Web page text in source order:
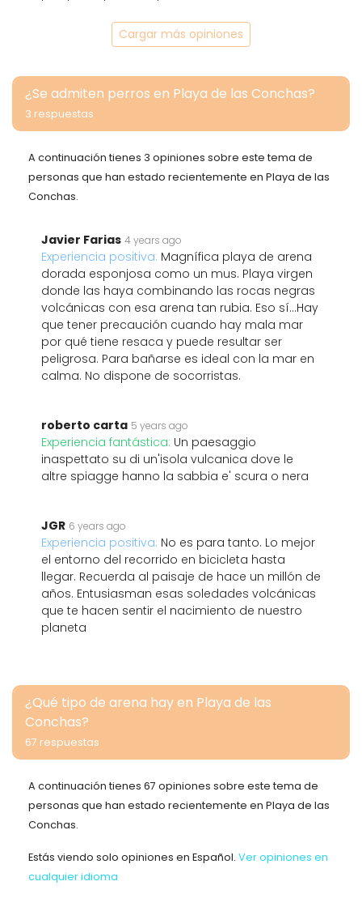
Cargar más opiniones
¿Se admiten perros en Playa de las Conchas?
3 respuestas
A continuación tienes 3 opiniones sobre este tema de
personas que han estado recientemente en Playa de las
Conchas.
Javier Farias 4 years ago
Experiencia positiva: Magnífica playa de arena
dorada esponjosa como un mus. Playa virgen
donde las haya combinando las rocas negras
volcánicas con esa arena tan rubia. Eso sí...Hay
que tener precaución cuando hay mala mar
por qué tiene resaca y puede resultar ser
peligrosa. Para bañarse es ideal con la mar en
calma. No dispone de socorristas.
roberto carta 5 years ago
Experiencia fantástica: Un paesaggio
inaspettato su di un'isola vulcanica dove le
altre spiagge hanno la sabbia e' scura o nera
JGR 6 years ago
Experiencia positiva: No es para tanto. Lo mejor
el entorno del recorrido en bicicleta hasta
llegar. Recuerda al paisaje de hace un millón de
años. Entusiasman esas soledades volcánicas
que te hacen sentir el nacimiento de nuestro
planeta
¿Qué tipo de arena hay en Playa de las
Conchas?
67 respuestas
A continuación tienes 67 opiniones sobre este tema de
personas que han estado recientemente en Playa de las
Conchas.
Estás viendo solo opiniones en Español. Ver opiniones en
cualquier idioma